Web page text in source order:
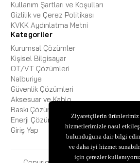
Kullanım Şartları ve Koşulları
Gizlilik ve Çerez Politikası
KVKK Aydınlatma Metni
Kategoriler
Kurumsal Çözümler
Kişisel Bilgisayar
OT/VT Çözümleri
Nalburiye
Güvenlik Çözümleri
Aksesuar ve Kablo
Baskı Çözümleri
Enerji Çözümleri
Giriş Yap
Ziyaretçilerin ürünlerimiz
hizmetlerimizle nasıl
bulunduğuna dair bilgi
ve daha iyi hizmet
için çerezler